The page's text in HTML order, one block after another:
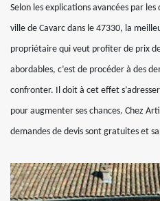
Selon les explications avancées par
ville de Cavarc dans le 47330, la
propriétaire qui veut profiter de prix
abordables, c’est de procéder à des
confronter. Il doit à cet effet
pour augmenter ses chances. Chez
demandes de devis sont gratuites et